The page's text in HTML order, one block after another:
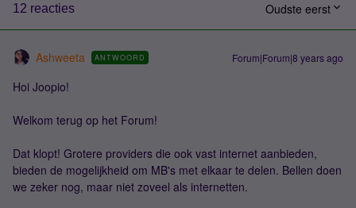
12 reacties Oudste eerst
Ashweeta ANTWOORD Forum|Forum|8 years ago
Hoi Joopio!
Welkom terug op het Forum!
Dat klopt! Grotere providers die ook vast internet aanbieden,
bieden de mogelijkheid om MB's met elkaar te delen. Bellen doen
we zeker nog, maar niet zoveel als internetten.